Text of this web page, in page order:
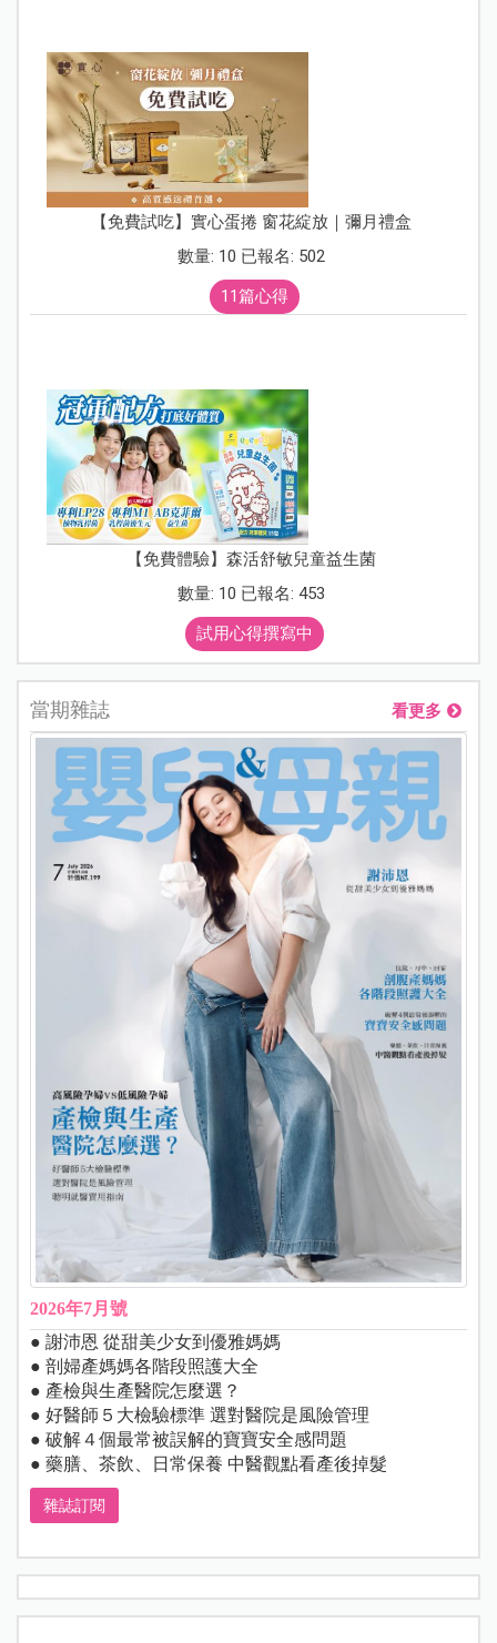
【免費試吃】實心蛋捲 窗花綻放｜彌月禮盒
數量: 10 已報名: 502
11篇心得
【免費體驗】森活舒敏兒童益生菌
數量: 10 已報名: 453
試用心得撰寫中
當期雜誌 看更多
2026年7月號
● 謝沛恩 從甜美少女到優雅媽媽
● 剖婦產媽媽各階段照護大全
● 產檢與生產醫院怎麼選？
● 好醫師５大檢驗標準 選對醫院是風險管理
● 破解４個最常被誤解的寶寶安全感問題
● 藥膳、茶飲、日常保養 中醫觀點看產後掉髮
雜誌訂閱